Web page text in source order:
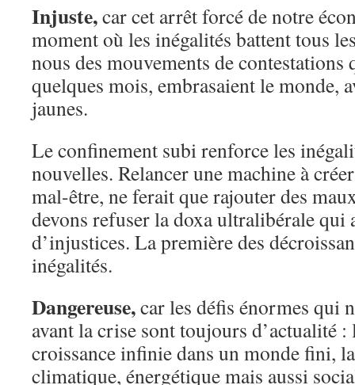
Injuste,car cet arrêt forcé de notre
moment où les inégalités battent tous
nous des mouvements de
quelques mois, embrasaient le monde,
jaunes.
Le confinement subi renforce les
nouvelles. Relancer une machine à
mal-être, ne ferait que rajouter des
devons refuser la doxa ultralibérale qui
d’injustices. La première des
inégalités.
Dangereuse,car les défis énormes qui
avant la crise sont toujours d’actualité
croissance infinie dans un monde fini,
climatique, énergétique mais aussi